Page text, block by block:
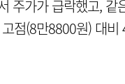
주가가 급락했고,
점(8만8800원) 대